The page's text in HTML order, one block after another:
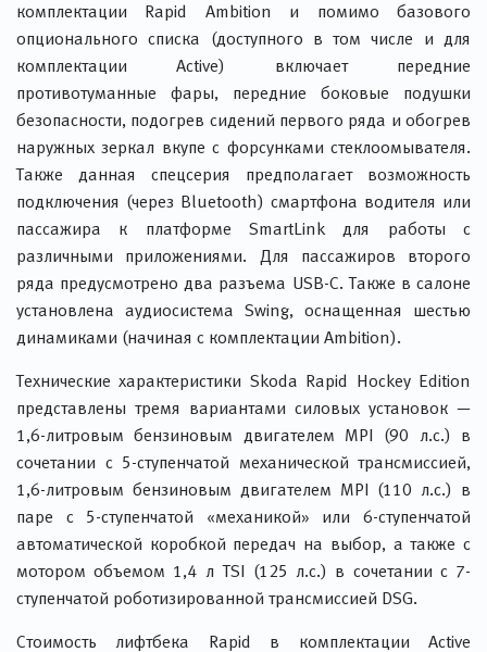
комплектации Rapid Ambition и помимо базового
опционального списка (доступного в том числе и для
комплектации Active) включает передние
противотуманные фары, передние боковые подушки
безопасности, подогрев сидений первого ряда и обогрев
наружных зеркал вкупе с форсунками стеклоомывателя.
Также данная спецсерия предполагает возможность
подключения (через Bluetooth) смартфона водителя или
пассажира к платформе SmartLink для работы с
различными приложениями. Для пассажиров второго
ряда предусмотрено два разъема USB-C. Также в салоне
установлена аудиосистема Swing, оснащенная шестью
динамиками (начиная с комплектации Ambition).
Технические характеристики Skoda Rapid Hockey Edition
представлены тремя вариантами силовых установок —
1,6-литровым бензиновым двигателем MPI (90 л.с.) в
сочетании с 5-ступенчатой механической трансмиссией,
1,6-литровым бензиновым двигателем MPI (110 л.с.) в
паре с 5-ступенчатой «механикой» или 6-ступенчатой
автоматической коробкой передач на выбор, а также с
мотором объемом 1,4 л TSI (125 л.с.) в сочетании с 7-
ступенчатой роботизированной трансмиссией DSG.
Стоимость лифтбека Rapid в комплектации Active